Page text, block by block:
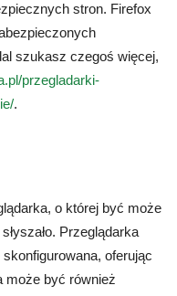
stron. Firefox
szukasz czegoś więcej,
przegladarki-
.
o której być może
Przeglądarka
oferując
może być również